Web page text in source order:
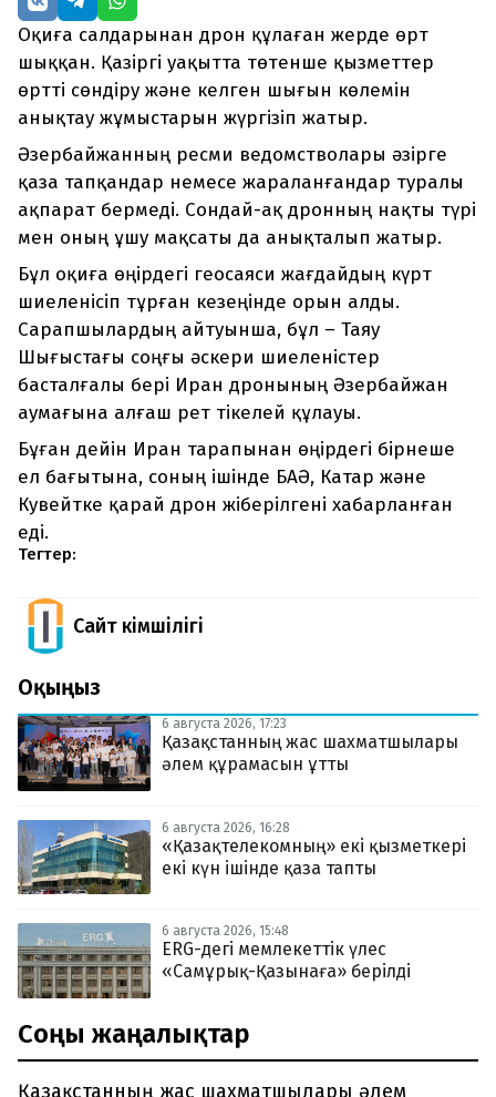
Оқиға салдарынан дрон құлаған жерде өрт
шыққан. Қазіргі уақытта төтенше қызметтер
өртті сөндіру және келген шығын көлемін
анықтау жұмыстарын жүргізіп жатыр.
Әзербайжанның ресми ведомстволары әзірге
қаза тапқандар немесе жараланғандар туралы
ақпарат бермеді. Сондай-ақ дронның нақты түрі
мен оның ұшу мақсаты да анықталып жатыр.
Бұл оқиға өңірдегі геосаяси жағдайдың күрт
шиеленісіп тұрған кезеңінде орын алды.
Сарапшылардың айтуынша, бұл – Таяу
Шығыстағы соңғы әскери шиеленістер
басталғалы бері Иран дронының Әзербайжан
аумағына алғаш рет тікелей құлауы.
Бұған дейін Иран тарапынан өңірдегі бірнеше
ел бағытына, соның ішінде БАӘ, Катар және
Кувейтке қарай дрон жіберілгені хабарланған
еді.
Тегтер:
Сайт Әкімшілігі
Оқыңыз
6 августа 2026, 17:23
Қазақстанның жас шахматшылары
әлем құрамасын ұтты
6 августа 2026, 16:28
«Қазақтелекомның» екі қызметкері
екі күн ішінде қаза тапты
6 августа 2026, 15:48
ERG-дегі мемлекеттік үлес
«Самұрық-Қазынаға» берілді
Соңғы жаңалықтар
Қазақстанның жас шахматшылары әлем